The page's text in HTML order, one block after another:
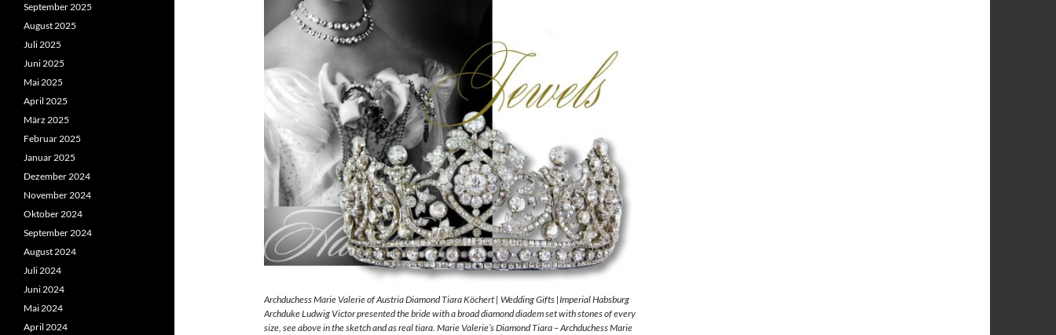
Archduchess Marie Valerie of Austria Diamond Tiara Köchert | Wedding Gifts |Imperial Habsburg
Archduke Ludwig Victor presented the bride with a broad diamond diadem set with stones of every
size, see above in the sketch and as real tiara. Marie Valerie’s Diamond Tiara – Archduchess Marie
September 2025
August 2025
Juli 2025
Juni 2025
Mai 2025
April 2025
März 2025
Februar 2025
Januar 2025
Dezember 2024
November 2024
Oktober 2024
September 2024
August 2024
Juli 2024
Juni 2024
Mai 2024
April 2024